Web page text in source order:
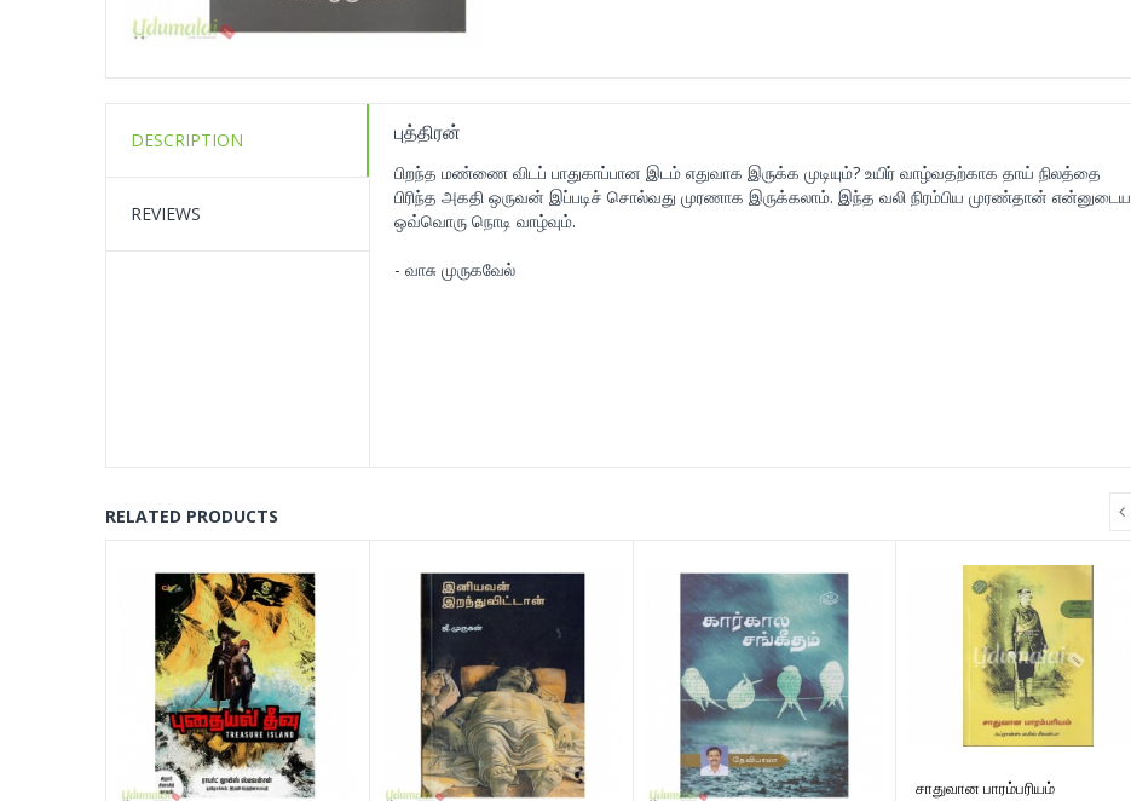
DESCRIPTION
REVIEWS
புத்திரன்
பிறந்த மண்ணை விடப் பாதுகாப்பான இடம் எதுவாக இருக்க முடியும்? உயிர் வாழ்வதற்காக தாய் நிலத்தை
பிரிந்த அகதி ஒருவன் இப்படிச் சொல்வது முரணாக இருக்கலாம். இந்த வலி நிரம்பிய முரண்தான் என்னுடைய
ஒவ்வொரு நொடி வாழ்வும்.
- வாசு முருகவேல்
RELATED PRODUCTS
சாதுவான பாரம்பரியம்